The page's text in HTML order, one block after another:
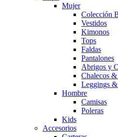
Mujer
Colección
Vestidos
Kimonos
Tops
Faldas
Pantalones
Abrigos y
Chalecos
Leggings
Hombre
Camisas
Poleras
Kids
Accesorios